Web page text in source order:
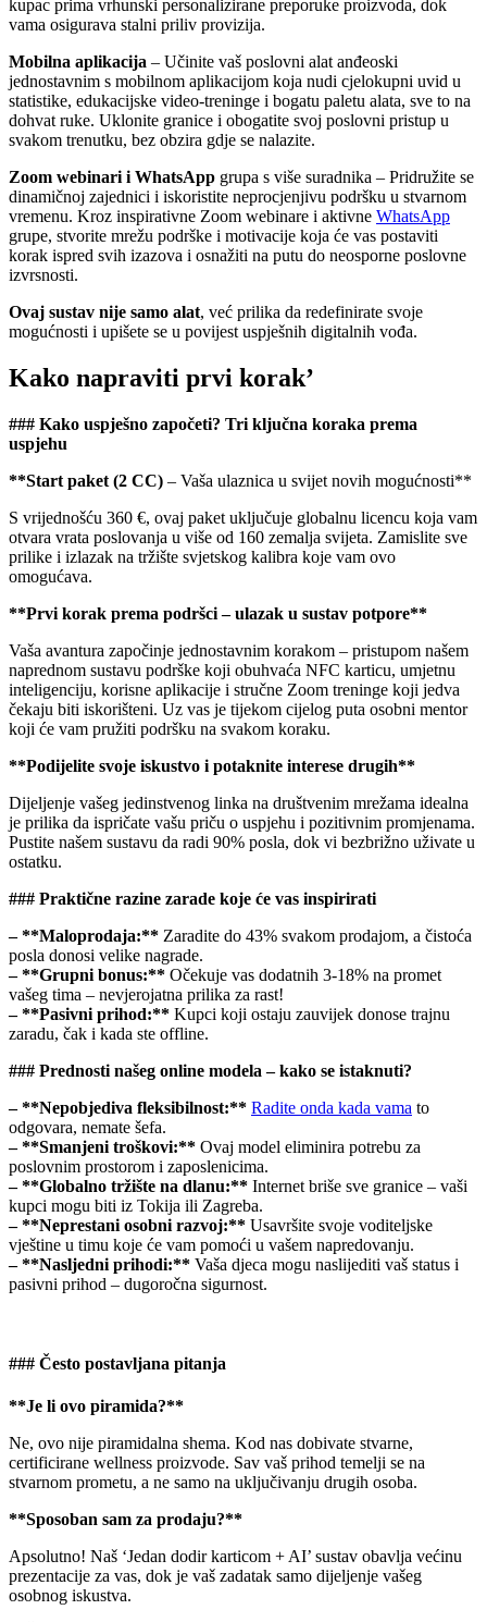
kupac prima vrhunski personalizirane preporuke proizvoda, dok
vama osigurava stalni priliv provizija.
Mobilna aplikacija – Učinite vaš poslovni alat anđeoski
jednostavnim s mobilnom aplikacijom koja nudi cjelokupni uvid u
statistike, edukacijske video-treninge i bogatu paletu alata, sve to na
dohvat ruke. Uklonite granice i obogatite svoj poslovni pristup u
svakom trenutku, bez obzira gdje se nalazite.
Zoom webinari i WhatsApp grupa s više suradnika – Pridružite se
dinamičnoj zajednici i iskoristite neprocjenjivu podršku u stvarnom
vremenu. Kroz inspirativne Zoom webinare i aktivne WhatsApp
grupe, stvorite mrežu podrške i motivacije koja će vas postaviti
korak ispred svih izazova i osnažiti na putu do neosporne poslovne
izvrsnosti.
Ovaj sustav nije samo alat, već prilika da redefinirate svoje
mogućnosti i upišete se u povijest uspješnih digitalnih vođa.
Kako napraviti prvi korak’
### Kako uspješno započeti? Tri ključna koraka prema
uspjehu
**Start paket (2 CC) – Vaša ulaznica u svijet novih mogućnosti**
S vrijednošću 360 €, ovaj paket uključuje globalnu licencu koja vam
otvara vrata poslovanja u više od 160 zemalja svijeta. Zamislite sve
prilike i izlazak na tržište svjetskog kalibra koje vam ovo
omogućava.
**Prvi korak prema podršci – ulazak u sustav potpore**
Vaša avantura započinje jednostavnim korakom – pristupom našem
naprednom sustavu podrške koji obuhvaća NFC karticu, umjetnu
inteligenciju, korisne aplikacije i stručne Zoom treninge koji jedva
čekaju biti iskorišteni. Uz vas je tijekom cijelog puta osobni mentor
koji će vam pružiti podršku na svakom koraku.
**Podijelite svoje iskustvo i potaknite interese drugih**
Dijeljenje vašeg jedinstvenog linka na društvenim mrežama idealna
je prilika da ispričate vašu priču o uspjehu i pozitivnim promjenama.
Pustite našem sustavu da radi 90% posla, dok vi bezbrižno uživate u
ostatku.
### Praktične razine zarade koje će vas inspirirati
– **Maloprodaja:** Zaradite do 43% svakom prodajom, a čistoća
posla donosi velike nagrade.
– **Grupni bonus:** Očekuje vas dodatnih 3-18% na promet
vašeg tima – nevjerojatna prilika za rast!
– **Pasivni prihod:** Kupci koji ostaju zauvijek donose trajnu
zaradu, čak i kada ste offline.
### Prednosti našeg online modela – kako se istaknuti?
– **Nepobjediva fleksibilnost:** Radite onda kada vama to
odgovara, nemate šefa.
– **Smanjeni troškovi:** Ovaj model eliminira potrebu za
poslovnim prostorom i zaposlenicima.
– **Globalno tržište na dlanu:** Internet briše sve granice – vaši
kupci mogu biti iz Tokija ili Zagreba.
– **Neprestani osobni razvoj:** Usavršite svoje voditeljske
vještine u timu koje će vam pomoći u vašem napredovanju.
– **Nasljedni prihodi:** Vaša djeca mogu naslijediti vaš status i
pasivni prihod – dugoročna sigurnost.
### Često postavljana pitanja
**Je li ovo piramida?**
Ne, ovo nije piramidalna shema. Kod nas dobivate stvarne,
certificirane wellness proizvode. Sav vaš prihod temelji se na
stvarnom prometu, a ne samo na uključivanju drugih osoba.
**Sposoban sam za prodaju?**
Apsolutno! Naš ‘Jedan dodir karticom + AI’ sustav obavlja većinu
prezentacije za vas, dok je vaš zadatak samo dijeljenje vašeg
osobnog iskustva.